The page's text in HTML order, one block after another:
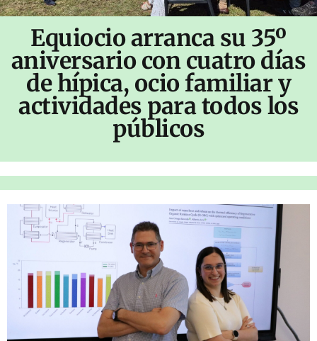
Equiocio arranca su 35º
aniversario con cuatro días
de hípica, ocio familiar y
actividades para todos los
públicos